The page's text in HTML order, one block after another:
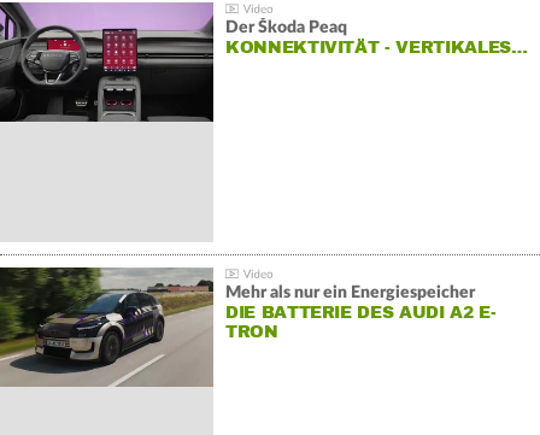
Der Škoda Peaq
KONNEKTIVITÄT - VERTIKALES…
Mehr als nur ein Energiespeicher
DIE BATTERIE DES AUDI A2 E-
TRON